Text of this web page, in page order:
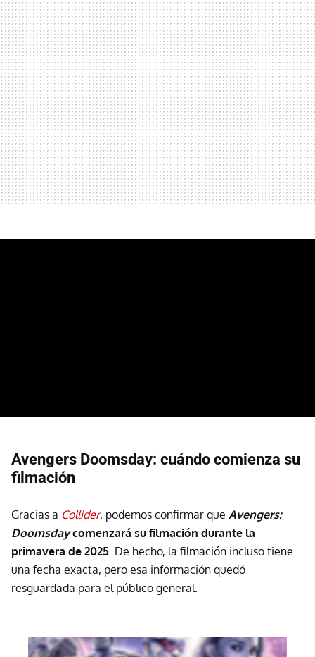
Avengers Doomsday: cuándo comienza su
filmación
Gracias a Collider, podemos confirmar que Avengers:
Doomsdaycomenzará su filmación durante la
primavera de 2025. De hecho, la filmación incluso tiene
una fecha exacta, pero esa información quedó
resguardada para el público general.